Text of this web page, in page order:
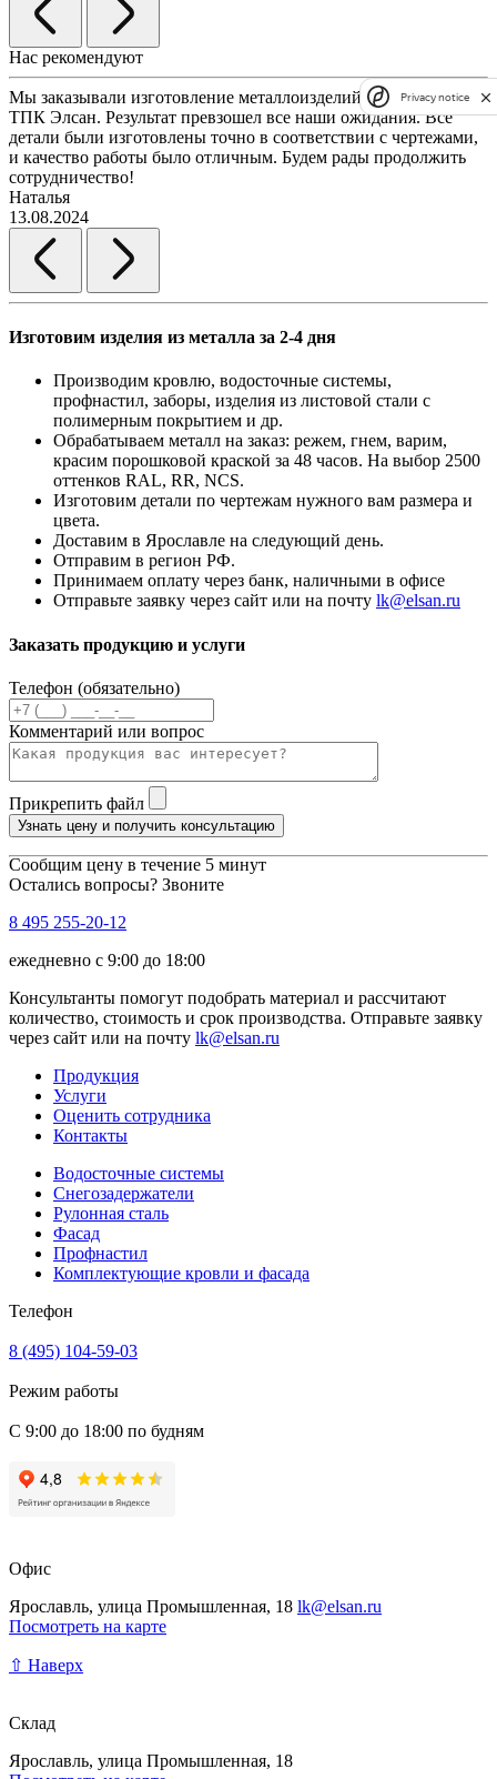
Нас рекомендуют
Мы заказывали изготовление металлоизделий по чертежам у
ТПК Элсан. Результат превзошел все наши ожидания. Все
детали были изготовлены точно в соответствии с чертежами,
и качество работы было отличным. Будем рады продолжить
сотрудничество!
Наталья
13.08.2024
Изготовим изделия из металла за 2-4 дня
Производим кровлю, водосточные системы,
профнастил, заборы, изделия из листовой стали с
полимерным покрытием и др.
Обрабатываем металл на заказ: режем, гнем, варим,
красим порошковой краской за 48 часов. На выбор 2500
оттенков RAL, RR, NCS.
Изготовим детали по чертежам нужного вам размера и
цвета.
Доставим в Ярославле на следующий день.
Отправим в регион РФ.
Принимаем оплату через банк, наличными в офисе
Отправьте заявку через сайт или на почту lk@elsan.ru
Заказать продукцию и услуги
Телефон (обязательно)
Комментарий или вопрос
Прикрепить файл
Узнать цену и получить консультацию
Сообщим цену в течение 5 минут
Остались вопросы? Звоните
8 495 255-20-12
ежедневно с 9:00 до 18:00
Консультанты помогут подобрать материал и рассчитают
количество, стоимость и срок производства. Отправьте заявку
через сайт или на почту lk@elsan.ru
Продукция
Услуги
Оценить сотрудника
Контакты
Водосточные системы
Снегозадержатели
Рулонная сталь
Фасад
Профнастил
Комплектующие кровли и фасада
Телефон
8 (495) 104-59-03
Режим работы
С 9:00 до 18:00 по будням
Офис
Ярославль, улица Промышленная, 18 lk@elsan.ru
Посмотреть на карте
⇧ Наверх
Склад
Ярославль, улица Промышленная, 18
Privacy notice